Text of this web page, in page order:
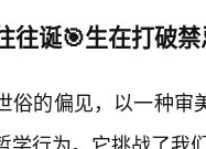
往诞🎯生在打破
俗的偏见，以一种